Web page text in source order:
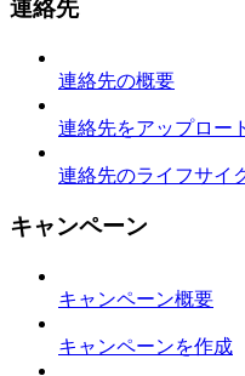
連絡先
連絡先の概要
連絡先をアップロー
連絡先のライフサイ
キャンペーン
キャンペーン概要
キャンペーンを作成